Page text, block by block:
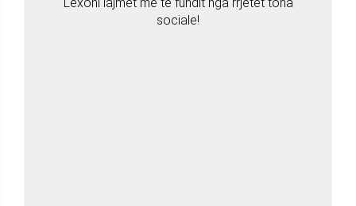
Lexoni lajmet më të fundit nga rrjetet tona
sociale!